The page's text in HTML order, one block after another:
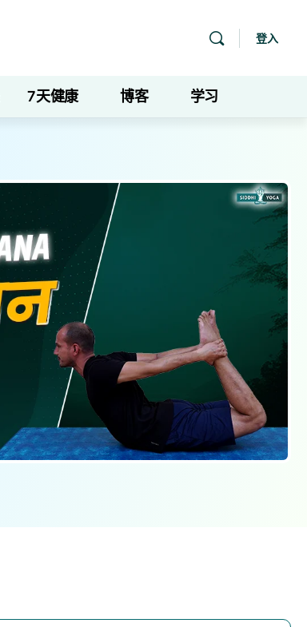
登入
7天健康 博客 学习